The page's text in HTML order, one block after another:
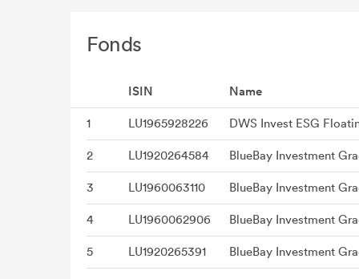
Fonds
ISIN Name
1 LU1965928226 DWS Invest ESG
2 LU1920264584
3 LU1960063110
4 LU1960062906
5 LU1920265391